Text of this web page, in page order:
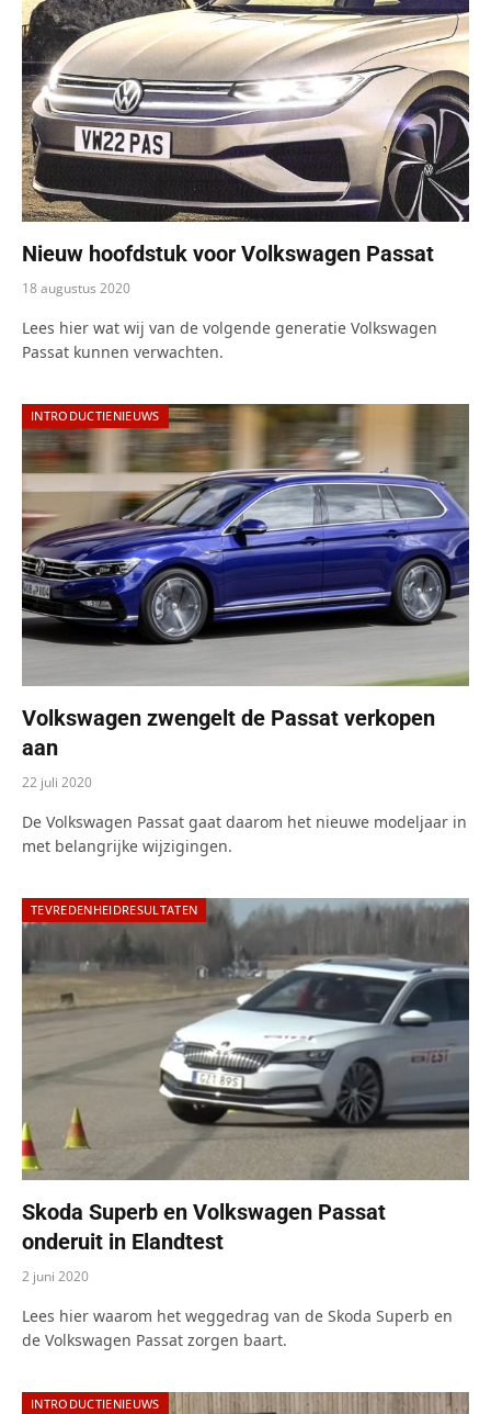
Nieuw hoofdstuk voor Volkswagen Passat
18 augustus 2020
Lees hier wat wij van de volgende generatie Volkswagen
Passat kunnen verwachten.
INTRODUCTIENIEUWS
Volkswagen zwengelt de Passat verkopen
aan
22 juli 2020
De Volkswagen Passat gaat daarom het nieuwe modeljaar in
met belangrijke wijzigingen.
TEVREDENHEIDRESULTATEN
Skoda Superb en Volkswagen Passat
onderuit in Elandtest
2 juni 2020
Lees hier waarom het weggedrag van de Skoda Superb en
de Volkswagen Passat zorgen baart.
INTRODUCTIENIEUWS